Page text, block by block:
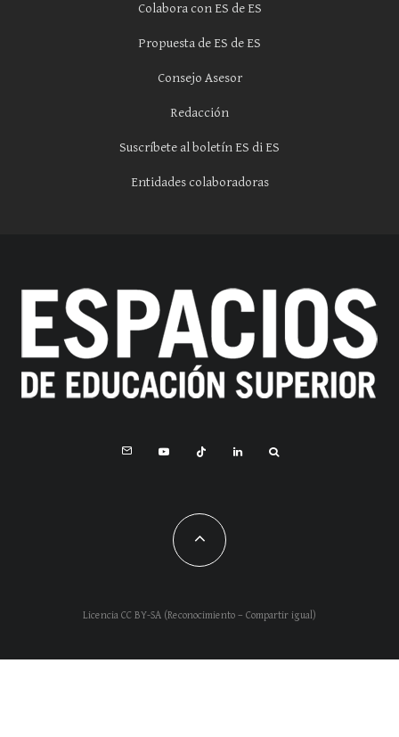
Colabora con ES de ES
Propuesta de ES de ES
Consejo Asesor
Redacción
Suscríbete al boletín ES di ES
Entidades colaboradoras
Licencia CC BY-SA (Reconocimiento – Compartir igual)